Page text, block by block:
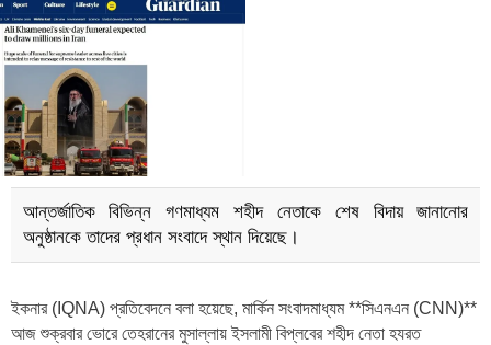
আন্তর্জাতিক বিভিন্ন গণমাধ্যম শহীদ নেতাকে শেষ বিদায় জানানোর
অনুষ্ঠানকে তাদের প্রধান সংবাদে স্থান দিয়েছে।
ইকনার (IQNA) প্রতিবেদনে বলা হয়েছে, মার্কিন সংবাদমাধ্যম **সিএনএন (CNN)**
আজ শুক্রবার ভোরে তেহরানের মুসাল্লায় ইসলামী বিপ্লবের শহীদ নেতা হযরত